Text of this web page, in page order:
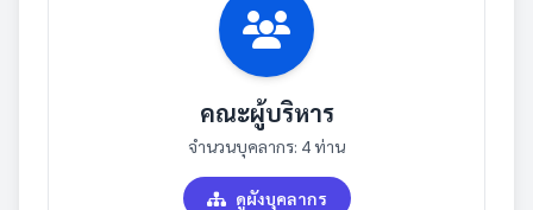
คณะผู้บริหาร
จำนวนบุคลากร: 4 ท่าน
ดูผังบุคลากร